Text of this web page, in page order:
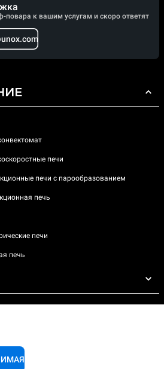
к вашим услугам и скоро ответят
печи
печи с парообразованием
печь
печи
печь
мойки
вручную